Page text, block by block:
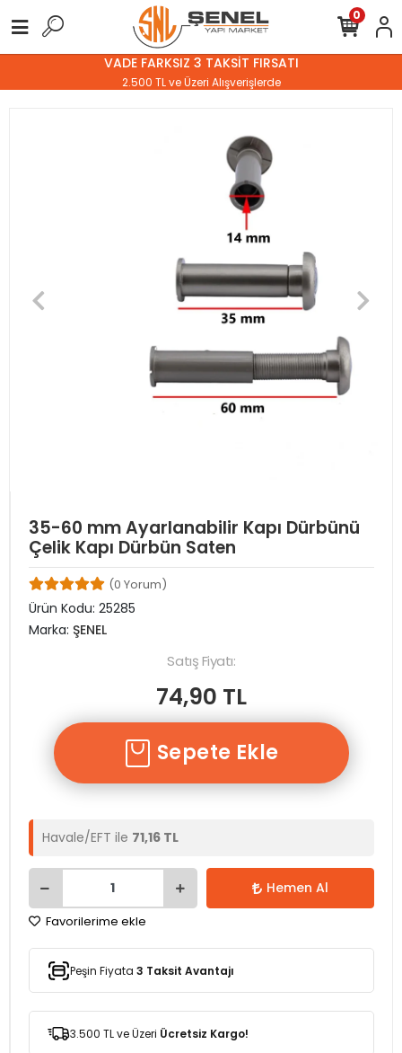
VADE FARKSIZ 3 TAKSİT FIRSATI
2.500 TL ve Üzeri Alışverişlerde
0
35-60 mm Ayarlanabilir Kapı Dürbünü
Çelik Kapı Dürbün Saten
(0 Yorum)
Ürün Kodu: 25285
Marka: ŞENEL
Satış Fiyatı:
74,90 TL
Sepete Ekle
Havale/EFT ile 71,16 TL
Hemen Al
Favorilerime ekle
Peşin Fiyata 3 Taksit Avantajı
3.500 TL ve Üzeri Ücretsiz Kargo!